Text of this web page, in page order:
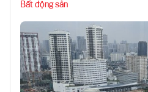
Bất động sản